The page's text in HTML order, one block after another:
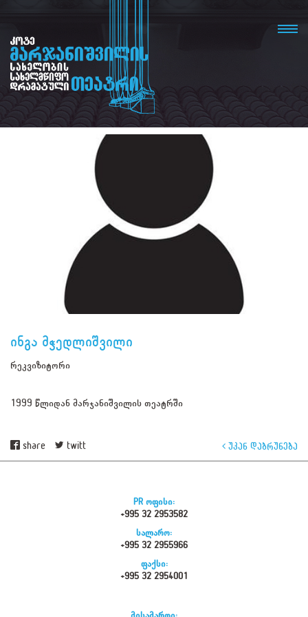
ინგა მჭედლიშვილი
რეკვიზიტორი
1999 წლიდან მარჯანიშვილის თეატრში
share twitt უკან დაბრუნება
PR ოფისი:
+995 32 2953582
სალარო:
+995 32 2955966
ფაქსი:
+995 32 2954001